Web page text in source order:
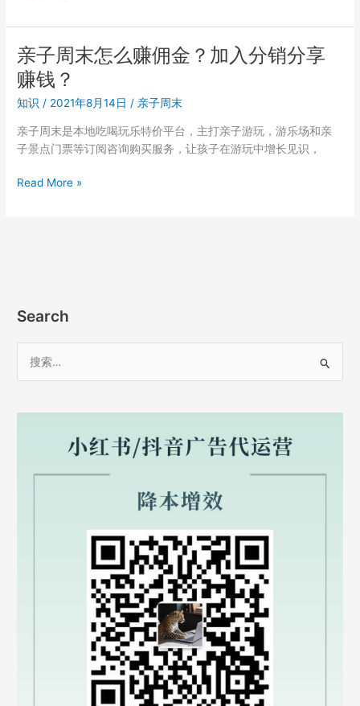
子
周
末
分
享
赚
周
末
分
销
哪
申
请？
么
亲子周末怎么赚佣金？加入分销分享
赚钱？
知识 / 2021年8月14日 /亲子周末
亲子周末是本地吃喝玩乐特价平台，主打亲子游玩，游乐场和亲
子景点门票等订阅咨询购买服务，让孩子在游玩中增长见识，
亲
金？
加
分
Read More »
Search